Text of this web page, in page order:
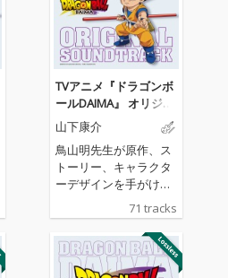
TVアニメ『ドラゴンボ
ールDAIMA』 オリジナ
ル・サウンドトラック
山下康介
鳥山明先生が原作、ス
トーリー、キャラクタ
ーデザインを手がける
完全新作アニメシリー
ズ『ドラゴンボールDA
IMA』の劇中を彩った
オリジナル・サウンド
トラックをリリース。
71 tracks